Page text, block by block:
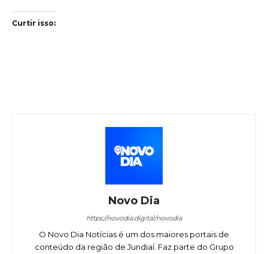
Curtir isso:
Novo Dia
https://novodia.digital/novodia
O Novo Dia Notícias é um dos maiores portais de
conteúdo da região de Jundiaí. Faz parte do Grupo